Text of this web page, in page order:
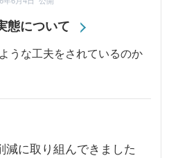
態について
うな工夫をされているのか
減に取り組んできました